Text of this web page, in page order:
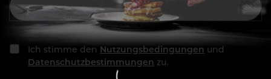
Ich stimme den Nutzungsbedingungen und
Datenschutzbestimmungen zu.